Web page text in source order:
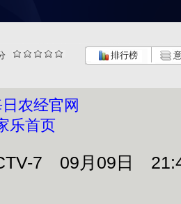
排行榜
农经官网
乐首页
7 09月09日